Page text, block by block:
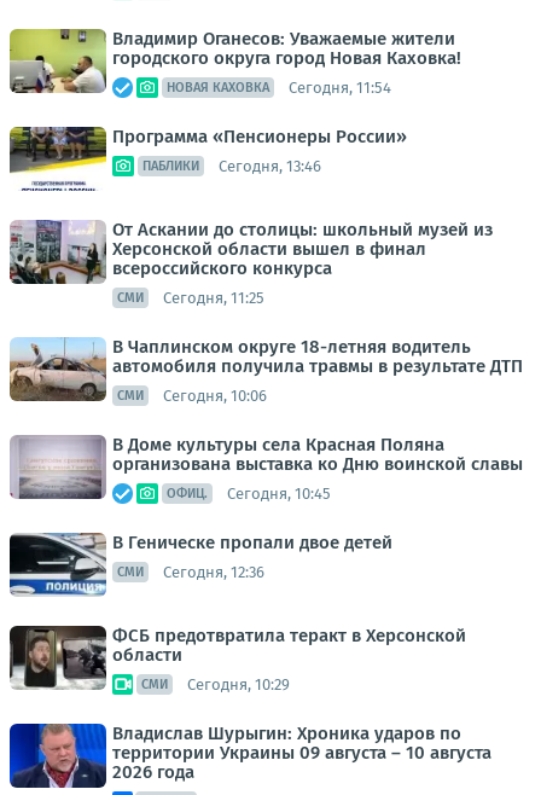
Владимир Оганесов: Уважаемые жители
городского округа город Новая Каховка!
НОВАЯ КАХОВКА Сегодня, 11:54
Программа «Пенсионеры России»
ПАБЛИКИ Сегодня, 13:46
От Аскании до столицы: школьный музей из
Херсонской области вышел в финал
всероссийского конкурса
СМИ Сегодня, 11:25
В Чаплинском округе 18-летняя водитель
автомобиля получила травмы в результате ДТП
СМИ Сегодня, 10:06
В Доме культуры села Красная Поляна
организована выставка ко Дню воинской славы
ОФИЦ. Сегодня, 10:45
В Геническе пропали двое детей
СМИ Сегодня, 12:36
ФСБ предотвратила теракт в Херсонской
области
СМИ Сегодня, 10:29
Владислав Шурыгин: Хроника ударов по
территории Украины 09 августа – 10 августа
2026 года